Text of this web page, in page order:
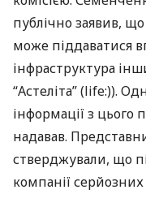
публічно заявив,
може піддаватися
інфраструктура
“Астеліта” (life:)).
інформації з цього
надавав.
стверджували, що
компанії